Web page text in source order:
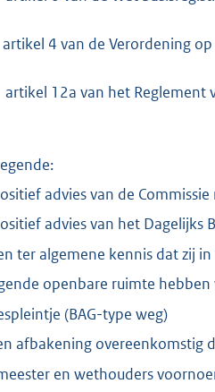
artikel 4 van de Verordening
artikel 12a van het Reglement
advies van de
advies van het Dagelijks
ter algemene kennis dat zij
openbare ruimte hebben
(BAG-type weg)
afbakening overeenkomstig
en wethouders